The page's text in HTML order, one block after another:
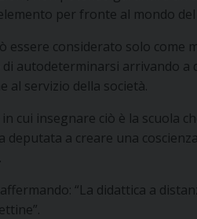
per fronte al mondo
essere considerato solo come
di autodeterminarsi arrivando
al servizio della società.
cui insegnare ciò è la scuola
deputata a creare una
“La didattica a